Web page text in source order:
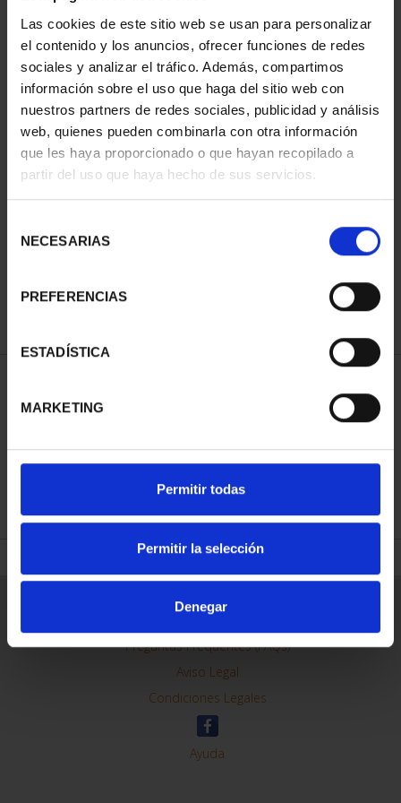
Las cookies de este sitio web se usan para personalizar
el contenido y los anuncios, ofrecer funciones de redes
sociales y analizar el tráfico. Además, compartimos
información sobre el uso que haga del sitio web con
nuestros partners de redes sociales, publicidad y análisis
web, quienes pueden combinarla con otra información
que les haya proporcionado o que hayan recopilado a
partir del uso que haya hecho de sus servicios.
NECESARIAS
PREFERENCIAS
ESTADÍSTICA
MARKETING
Permitir todas
Permitir la selección
Denegar
275 ANIVERSARIO DE
GOYA (2021)
1.069,00 €
REFINAR
Información General
Contacto
Preguntas Frequentes (FAQs)
Aviso Legal
Condiciones Legales
Ayuda